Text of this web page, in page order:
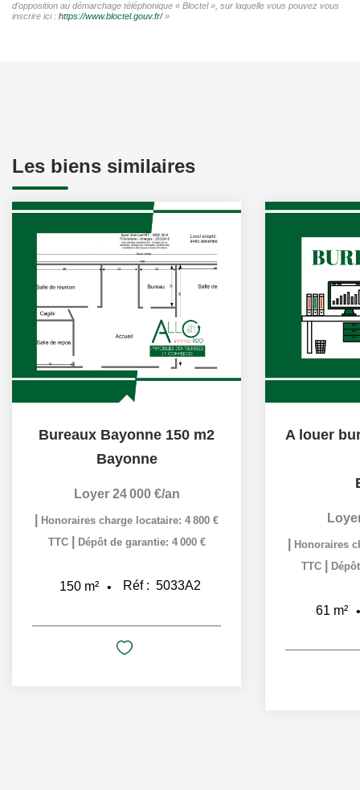
d'opposition au démarchage téléphonique « Bloctel », sur laquelle vous pouvez vous
inscrire ici : https://www.bloctel.gouv.fr/»
Les biens similaires
Bureaux Bayonne 150 m2
Bayonne
Loyer 24 000 €/an
Honoraires charge locataire: 4 800 €
TTC
Dépôt de garantie: 4 000 €
150 m² Réf : 5033A2
Honoraires
TTC
61 m²